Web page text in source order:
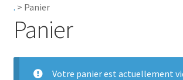
Accessoires Salle de bain
. > Panier
Panier
Votre panier est actuellement